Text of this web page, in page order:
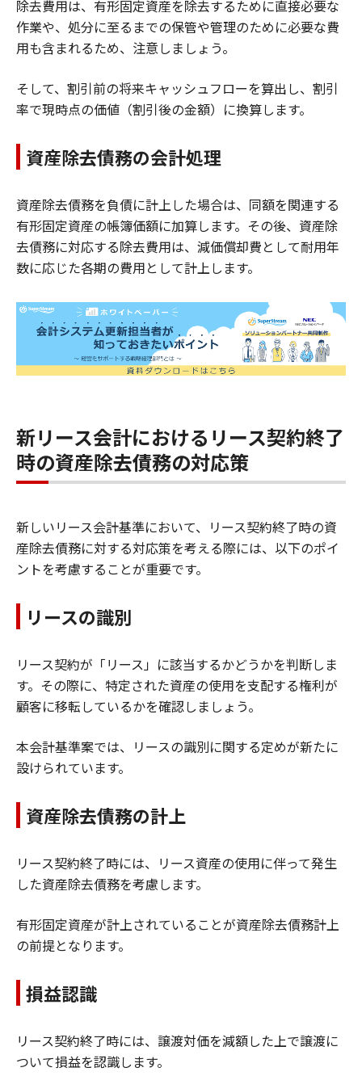
除去費用は、有形固定資産を除去するために直接必要な
作業や、処分に至るまでの保管や管理のために必要な費
用も含まれるため、注意しましょう。
そして、割引前の将来キャッシュフローを算出し、割引
率で現時点の価値（割引後の金額）に換算します。
資産除去債務の会計処理
資産除去債務を負債に計上した場合は、同額を関連する
有形固定資産の帳簿価額に加算します。その後、資産除
去債務に対応する除去費用は、減価償却費として耐用年
数に応じた各期の費用として計上します。
新リース会計におけるリース契約終了
時の資産除去債務の対応策
新しいリース会計基準において、リース契約終了時の資
産除去債務に対する対応策を考える際には、以下のポイ
ントを考慮することが重要です。
リースの識別
リース契約が「リース」に該当するかどうかを判断しま
す。その際に、特定された資産の使用を支配する権利が
顧客に移転しているかを確認しましょう。
本会計基準案では、リースの識別に関する定めが新たに
設けられています。
資産除去債務の計上
リース契約終了時には、リース資産の使用に伴って発生
した資産除去債務を考慮します。
有形固定資産が計上されていることが資産除去債務計上
の前提となります。
損益認識
リース契約終了時には、譲渡対価を減額した上で譲渡に
ついて損益を認識します。